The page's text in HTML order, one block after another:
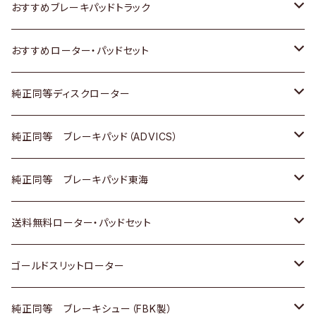
いすゞ
ダイハツ
マツダ
三菱
スバル
日野
三菱ふそう
ＢＭＷ
日産
いすゞ
ダイハツ
マツダ
三菱
日野
三菱ふそう
日産
いすゞ
ダイハツ
三菱
日野
三菱ふそう
その他
ホンダ
スズキ
日産
ダイハツ
マツダ
三菱
スバル
トヨタ
ホンダ
スズキ
日産
いすゞ
ダイハツ
マツダ
三菱
おすすめブレーキパッドトラック
トヨタ
日産
いすゞ
ダイハツ
マツダ
三菱
おすすめローター・パッドセット
トヨタ
ホンダ
スズキ
日産
ダイハツ
マツダ
純正同等ディスクローター
トヨタ
ホンダ
スズキ
日産
いすゞ
純正同等 ブレーキパッド（ADVICS）
トヨタ
ホンダ
スズキ
日産
純正同等 ブレーキパッド東海
トヨタ
ホンダ
日産
送料無料ローター・パッドセット
トヨタ
ホンダ
ゴールドスリットローター
トヨタ
純正同等 ブレーキシュー（FBK製）